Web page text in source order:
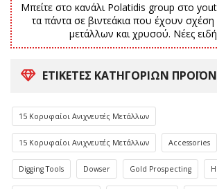
Μπείτε στο κανάλι Polatidis group στο
τα πάντα σε βιντεάκια που έχουν σχέση
μετάλλων και χρυσού. Νέες
ΕΤΙΚΈΤΕΣ ΚΑΤΗΓΟΡΙΏΝ
15 Κορυφαίοι Ανιχνευτές Μετάλλων
15 Κορυφαίοι Ανιχνευτές Μετάλλων Accessories
Digging Tools Dowser Gold Prospecting